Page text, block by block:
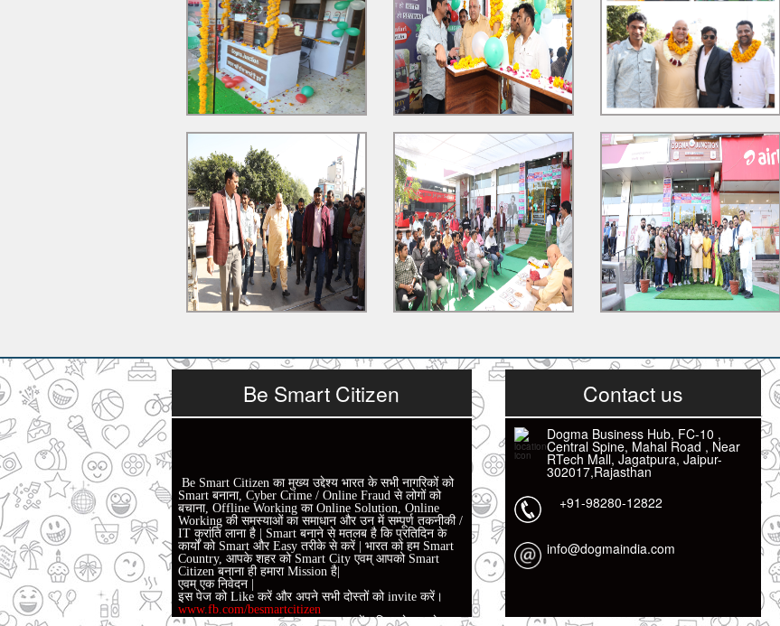
Be Smart Citizen
Be Smart Citizen का मुख्य उद्देश्य भारत के सभी नागरिकों को
Smart बनाना, Cyber Crime / Online Fraud से लोगों को
बचाना, Offline Working का Online Solution, Online
Working की समस्याओं का समाधान और उन में सम्पूर्ण तकनीकी /
IT क्रांति लाना है | Smart बनाने से मतलब है कि प्रतिदिन के
कार्यों को Smart और Easy तरीके से करें | भारत को हम Smart
Country, आपके शहर को Smart City एवम् आपको Smart
Citizen बनाना ही हमारा Mission है|
एवम् एक निवेदन |
इस पेज को Like करें और अपने सभी दोस्तों को invite करें।
www.fb.com/besmartcitizen
Contact us
Dogma Business Hub, FC-10 ,
Central Spine, Mahal Road , Near
RTech Mall, Jagatpura, Jaipur-
302017,Rajasthan
+91-98280-12822
info@dogmaindia.com